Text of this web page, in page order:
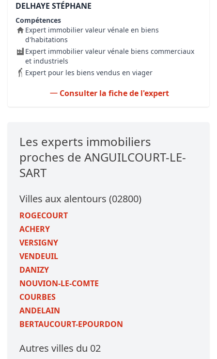
DELHAYE STÉPHANE
Compétences
Expert immobilier valeur vénale en biens
d'habitations
Expert immobilier valeur vénale biens commerciaux
et industriels
Expert pour les biens vendus en viager
Consulter la fiche de l'expert
Les experts immobiliers
proches de ANGUILCOURT-LE-
SART
Villes aux alentours (02800)
ROGECOURT
ACHERY
VERSIGNY
VENDEUIL
DANIZY
NOUVION-LE-COMTE
COURBES
ANDELAIN
BERTAUCOURT-EPOURDON
Autres villes du 02